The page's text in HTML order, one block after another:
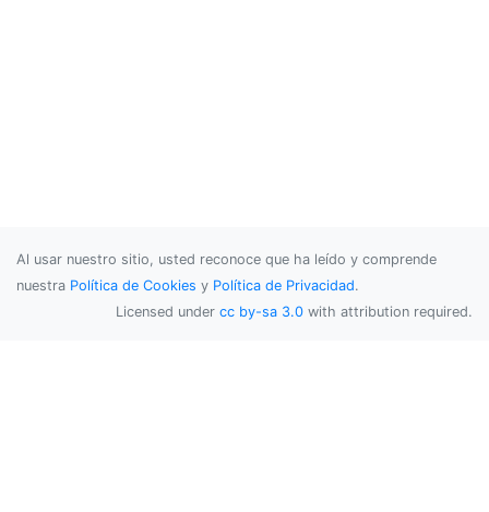
Al usar nuestro sitio, usted reconoce que ha leído y comprende
nuestra Política de Cookies y Política de Privacidad.
Licensed under cc by-sa 3.0 with attribution required.